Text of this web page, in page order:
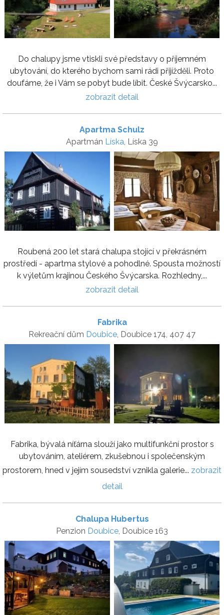
Do chalupy jsme vtiskli své představy o příjemném
ubytování, do kterého bychom sami rádi přijížděli. Proto
doufáme, že i Vám se pobyt bude líbit. České Švýcarsko...
zobrazit detail
Apartma Schulz
Apartmán Líska, Líska 39
Roubená 200 let stará chalupa stojící v překrásném
prostředí - apartma stylové a pohodlné. Spousta možností
k výletům krajinou Českého Švýcarska. Rozhledny,...
zobrazit detail
Fabrika
Rekreační dům Doubice, Doubice 174, 407 47
Fabrika, bývalá níťárna slouží jako multifunkční prostor s
ubytováním, ateliérem, zkušebnou i společenským
prostorem, hned v jejím sousedství vznikla galerie... zobrazit
detail
Chalupa Hubertus
Penzion Doubice, Doubice 163